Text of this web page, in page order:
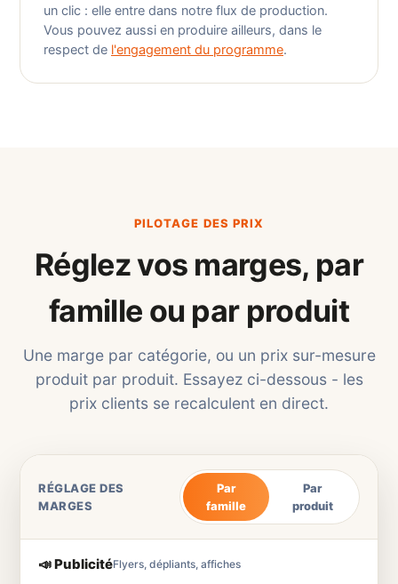
un clic : elle entre dans notre flux de production.
Vous pouvez aussi en produire ailleurs, dans le
respect de l'engagement du programme.
PILOTAGE DES PRIX
Réglez vos marges, par
famille ou par produit
Une marge par catégorie, ou un prix sur-mesure
produit par produit. Essayez ci-dessous - les
prix clients se recalculent en direct.
RÉGLAGE DES
MARGES
Par
famille
Par
produit
📣 PublicitéFlyers, dépliants, affiches